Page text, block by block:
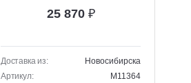
25 870 ₽
Доставка из:
Новосибирска
Артикул:
M11364